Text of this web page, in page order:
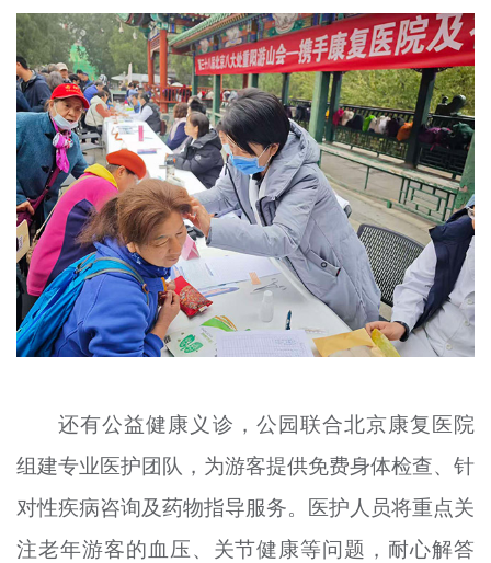
还有公益健康义诊，公园联合北京康复医院
组建专业医护团队，为游客提供免费身体检查、针
对性疾病咨询及药物指导服务。医护人员将重点关
注老年游客的血压、关节健康等问题，耐心解答